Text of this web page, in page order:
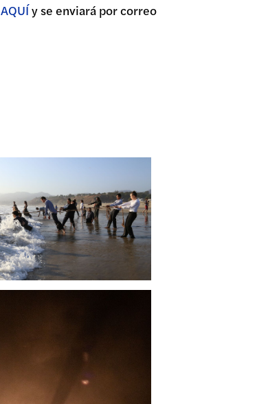
AQUÍy se enviará por correo